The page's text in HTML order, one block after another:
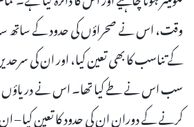
وقت، اس نے صحراؤں کی حدود کے ساتھ
کے تناسب کا بھی تعین کیا، اور ان کی
سب اس نے طے کیا تھا۔ اس نے دریاؤں
کرنے کے دوران ان کی حدود کا تعین کیا –